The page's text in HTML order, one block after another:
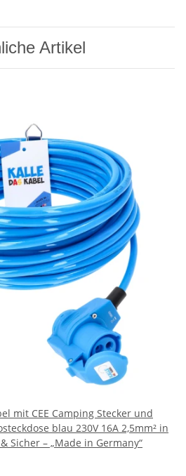
Artikel
mit CEE Camping Stecker und
blau 230V 16A 2,5mm² in
Sicher – „Made in Germany“